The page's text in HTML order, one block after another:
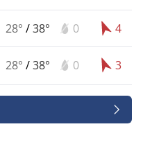
28° /38° 0 4
28° /38° 0 3